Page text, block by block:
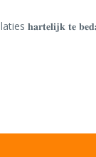
𝐡𝐚𝐫𝐭𝐞𝐥𝐢𝐣𝐤 𝐭𝐞